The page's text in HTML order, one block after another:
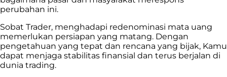
perubahan ini.
Sobat Trader, menghadapi redenominasi mata uang
memerlukan persiapan yang matang. Dengan
pengetahuan yang tepat dan rencana yang bijak, Kamu
dapat menjaga stabilitas finansial dan terus berjalan di
dunia trading.